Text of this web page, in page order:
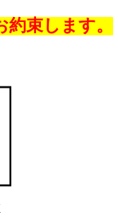
束します。